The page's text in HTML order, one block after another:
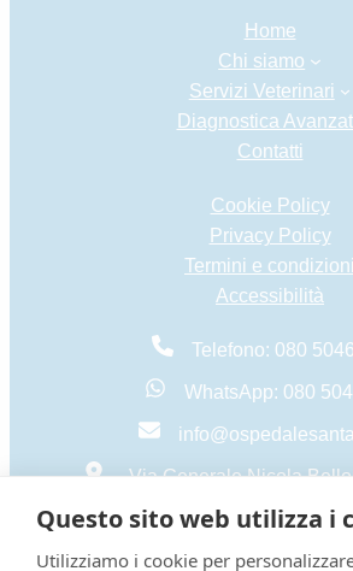
Questo sito web utilizza i
Utilizziamo i cookie per
Home
Chi siamo
Servizi Veterinari
Diagnostica
Contatti
Cookie Policy
Privacy Policy
Termini e condizioni
Accessibilità
Telefono: 080
WhatsApp: 080
Via Generale Nicola
70124 BARI